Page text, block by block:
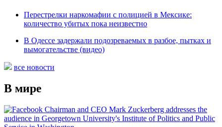
Перестрелки наркомафии с полицией в Мексике:
количество убитых пока неизвестно
В Одессе задержали подозреваемых в разбое, пытках и
вымогательстве (видео)
все новости
В мире